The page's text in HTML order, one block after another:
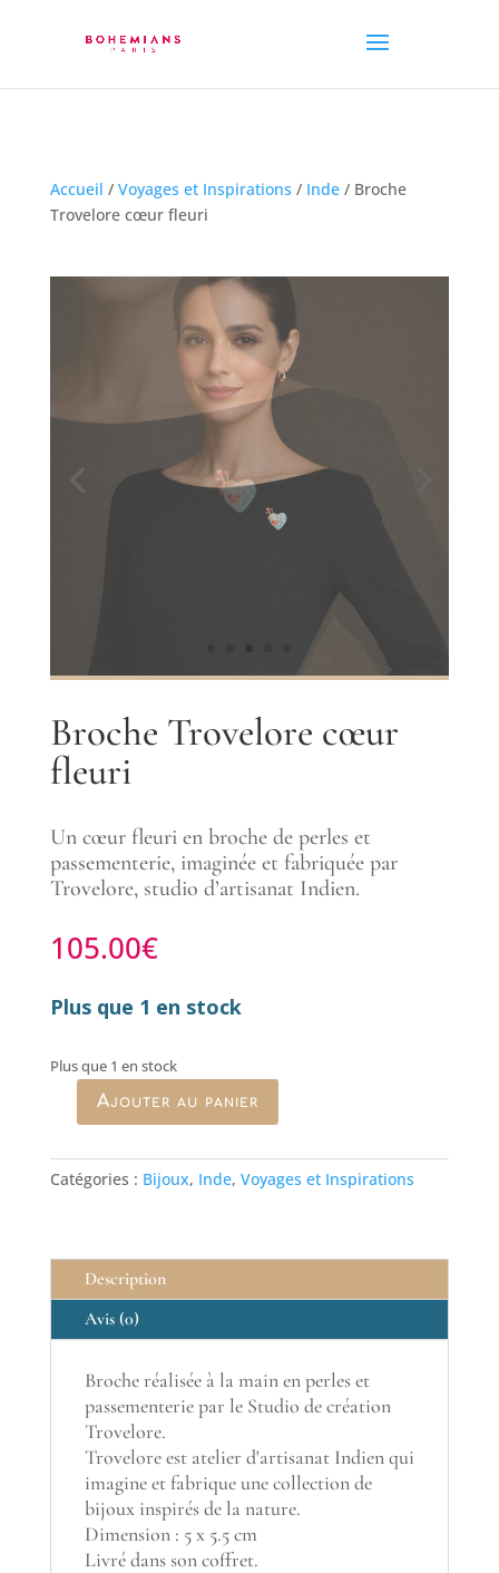
Accueil / Voyages et Inspirations / Inde/ Broche
Trovelore cœur fleuri
Broche Trovelore cœur
fleuri
Un cœur fleuri en broche de perles et
passementerie, imaginée et fabriquée par
Trovelore, studio d’artisanat Indien.
105.00€
Plus que 1 en stock
Plus que 1 en stock
quantité
Broche
Trovelore
Ajouter au panier
Catégories : Bijoux, Inde, Voyages et Inspirations
Description
Avis (0)
Broche réalisée à la main en perles et
passementerie par le Studio de création
Trovelore.
Trovelore est atelier d'artisanat Indien qui
imagine et fabrique une collection de
bijoux inspirés de la nature.
Dimension : 5 x 5.5 cm
Livré dans son coffret.